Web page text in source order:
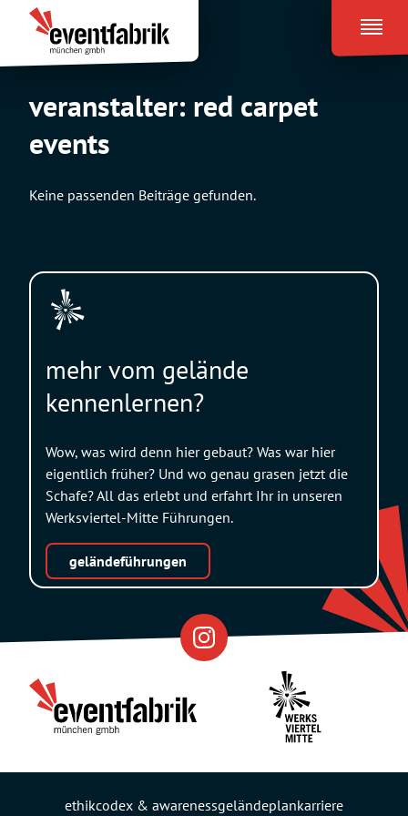
Inhalt
springen
Eventfabrik
München
veranstalter: red carpet
events
Keine passenden Beiträge gefunden.
Partner
mehr vom gelände
kennenlernen?
Wow, was wird denn hier gebaut? Was war hier
eigentlich früher? Und wo genau grasen jetzt die
Schafe? All das erlebt und erfahrt Ihr in unseren
Werksviertel-Mitte Führungen.
geländeführungen
ethikcodex & awarenessgeländeplankarriere